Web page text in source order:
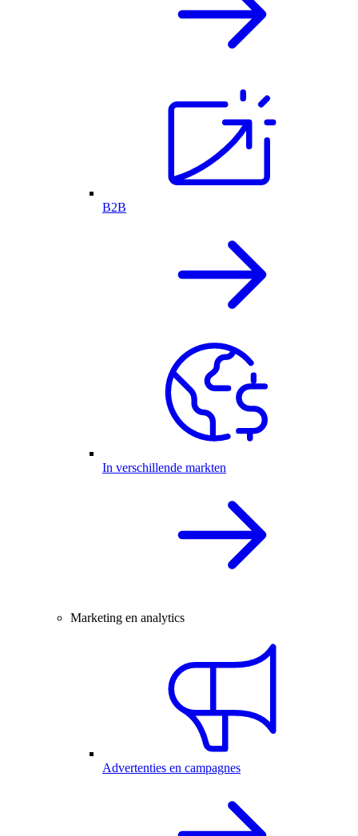
B2B
In verschillende markten
Marketing en analytics
Advertenties en campagnes